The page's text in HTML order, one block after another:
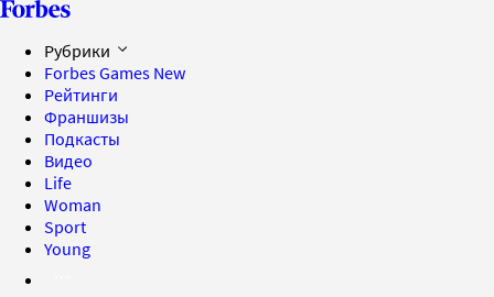
Рубрики
Forbes Games New
Рейтинги
Франшизы
Подкасты
Видео
Life
Woman
Sport
Young